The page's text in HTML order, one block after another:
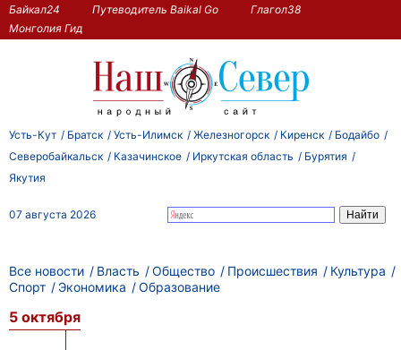
Байкал24 Путеводитель Baikal Go
Глагол38
Монголия Гид
Усть-Кут Братск Усть-Илимск Железногорск Киренск
Бодайбо
Северобайкальск
Казачинское Иркутская область
Бурятия
Якутия
07 августа 2026
Все новости Власть Общество Происшествия
Культура
Спорт
Экономика Образование
5 октября